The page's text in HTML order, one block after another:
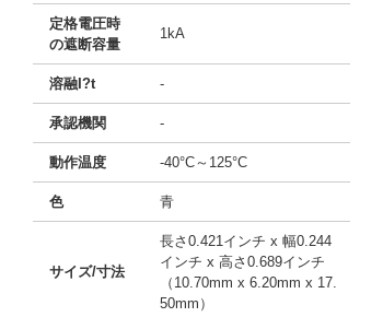
定格電圧時
の遮断容量
1kA
溶融I?t -
承認機関 -
動作温度 -40°C～125°C
色 青
サイズ/寸法
長さ0.421インチ x 幅0.244
インチ x 高さ0.689インチ
（10.70mm x 6.20mm x 17.
50mm）